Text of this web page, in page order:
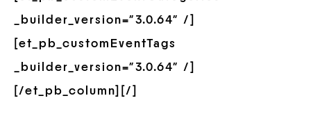
_builder_version=”3.0.64″ /]
[et_pb_customEventTags
_builder_version=”3.0.64″ /]
[/et_pb_column][/]